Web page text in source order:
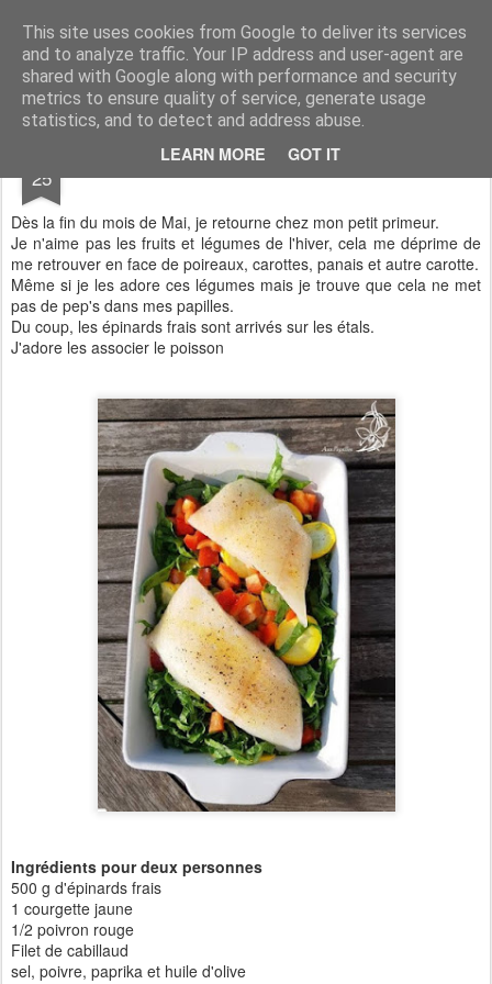
This site uses cookies from Google to deliver its services
and to analyze traffic. Your IP address and user-agent are
shared with Google along with performance and security
metrics to ensure quality of service, generate usage
statistics, and to detect and address abuse.
LEARN MORE GOT IT
Aux papilles by Virginie
25 Poisson au four
Dès la fin du mois de Mai, je retourne chez mon petit primeur.
Je n'aime pas les fruits et légumes de l'hiver, cela me déprime de
me retrouver en face de poireaux, carottes, panais et autre carotte.
Même si je les adore ces légumes mais je trouve que cela ne met
pas de pep's dans mes papilles.
Du coup, les épinards frais sont arrivés sur les étals.
J'adore les associer le poisson
Ingrédients pour deux personnes
500 g d'épinards frais
1 courgette jaune
1/2 poivron rouge
Filet de cabillaud
sel, poivre, paprika et huile d'olive